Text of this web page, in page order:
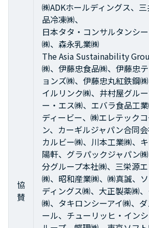
協
賛
㈱ADKホールディングス、
品冷凍㈱、
日本タタ・コンサルタンシ
㈱、森永乳業㈱
The Asia Sustainability
㈱、伊藤忠食品㈱、伊藤忠
ョンズ㈱、伊藤忠丸紅鉄鋼
イルリンク㈱、井村屋グル
ー・エス㈱、エバラ食品工
ディービー、㈱エレテック
ン、カーギルジャパン合同会
カルビー㈱、川本工業㈱、
陽軒、グラパックジャパン
分グループ本社㈱、三栄源
㈱、昭和産業㈱、㈱真誠、
ディングス㈱、大正製薬㈱
㈱、タキロンシーアイ㈱、
ール、チューリッヒ・イン